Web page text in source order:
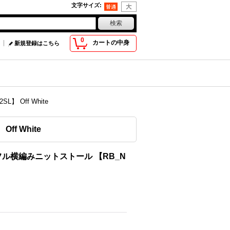
文字サイズ:
0 カートの中身
新規登録はこちら
】 Off White
Off White
横編みニットストール 【RB_N